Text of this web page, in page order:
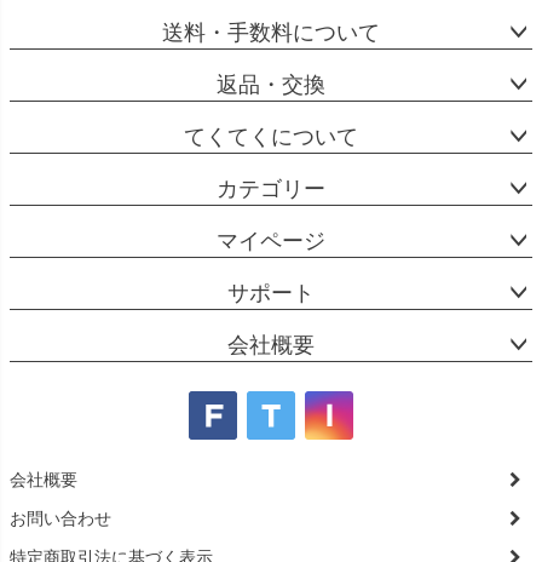
送料・手数料について
返品・交換
てくてくについて
カテゴリー
マイページ
サポート
会社概要
会社概要
お問い合わせ
特定商取引法に基づく表示